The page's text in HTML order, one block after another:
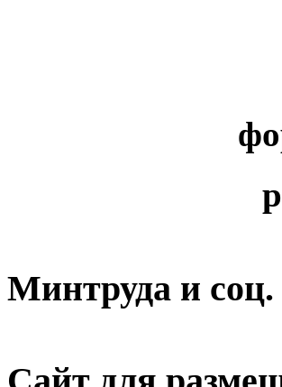
Минтруда и